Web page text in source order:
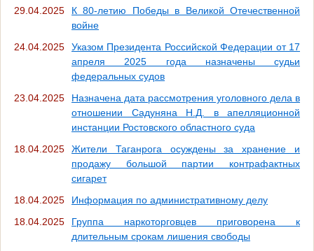
29.04.2025
К 80-летию Победы в Великой Отечественной
войне
24.04.2025
Указом Президента Российской Федерации от 17
апреля 2025 года назначены судьи
федеральных судов
23.04.2025
Назначена дата рассмотрения уголовного дела в
отношении Садуняна Н.Д. в апелляционной
инстанции Ростовского областного суда
18.04.2025
Жители Таганрога осуждены за хранение и
продажу большой партии контрафактных
сигарет
18.04.2025
Информация по административному делу
18.04.2025
Группа наркоторговцев приговорена к
длительным срокам лишения свободы